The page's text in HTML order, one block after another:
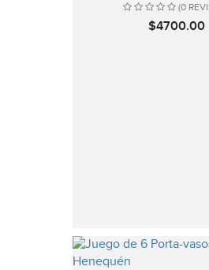
(0
$4700.00